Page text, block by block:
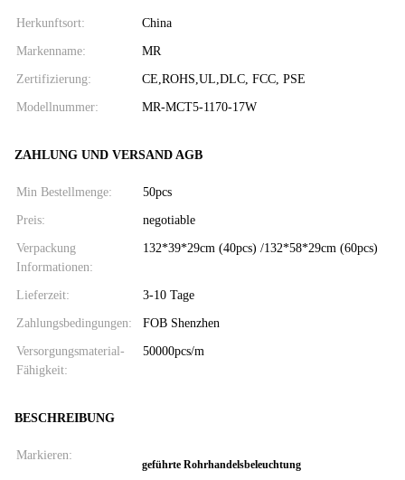
Herkunftsort: China
Markenname: MR
Zertifizierung: CE,ROHS,UL,DLC, FCC, PSE
Modellnummer: MR-MCT5-1170-17W
ZAHLUNG UND VERSAND AGB
Min Bestellmenge: 50pcs
Preis: negotiable
Verpackung
Informationen:
132*39*29cm (40pcs) /132*58*29cm (60pcs)
Lieferzeit: 3-10 Tage
Zahlungsbedingungen: FOB Shenzhen
Versorgungsmaterial-
Fähigkeit:
50000pcs/m
BESCHREIBUNG
Markieren:
geführte Rohrhandelsbeleuchtung